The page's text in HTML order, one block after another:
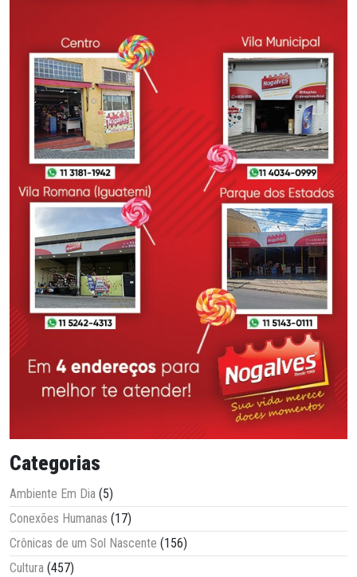
Categorias
Ambiente Em Dia (5)
Conexões Humanas (17)
Crônicas de um Sol Nascente (156)
Cultura (457)